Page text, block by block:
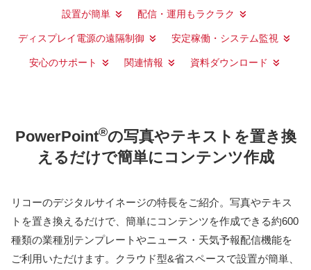
設置が簡単 配信・運用もラクラク
ディスプレイ電源の遠隔制御 安定稼働・システム監視
安心のサポート 関連情報 資料ダウンロード
PowerPoint®の写真やテキストを置き換
えるだけで簡単にコンテンツ作成
リコーのデジタルサイネージの特長をご紹介。写真やテキス
トを置き換えるだけで、簡単にコンテンツを作成できる約600
種類の業種別テンプレートやニュース・天気予報配信機能を
ご利用いただけます。クラウド型&省スペースで設置が簡単、